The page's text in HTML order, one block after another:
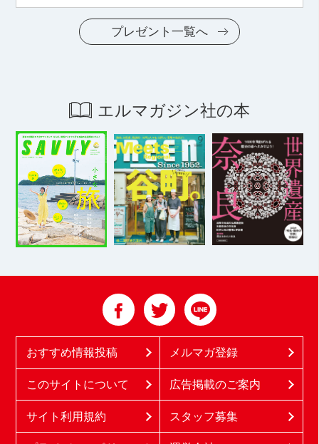
プレゼント一覧へ
エルマガジン社の本
おすすめ情報投稿 メルマガ登録
このサイトについて 広告掲載のご案内
サイト利用規約 スタッフ募集